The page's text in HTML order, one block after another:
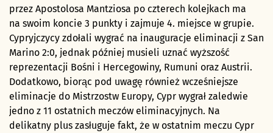
przez Apostolosa Mantziosa po czterech kolejkach ma
na swoim koncie 3 punkty i zajmuje 4. miejsce w grupie.
Cypryjczycy zdołali wygrać na inauguracje eliminacji z San
Marino 2:0, jednak później musieli uznać wyższość
reprezentacji Bośni i Hercegowiny, Rumuni oraz Austrii.
Dodatkowo, biorąc pod uwagę również wcześniejsze
eliminacje do Mistrzostw Europy, Cypr wygrał zaledwie
jedno z 11 ostatnich meczów eliminacyjnych. Na
delikatny plus zasługuje fakt, że w ostatnim meczu Cypr